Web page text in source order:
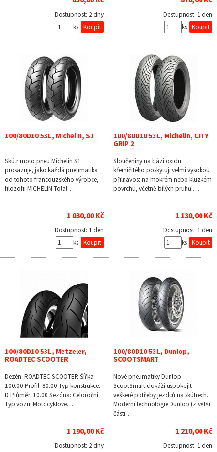
Dostupnost: 2 dny
ks
Dostupnost: 1 den
ks
100/80D10 53L, Michelin, S1
Skútr moto pneu Michelin S1
prosazuje, jako každá pneumatika
od tohoto francouzského výrobce,
filozofii MICHELIN Total…
1 030,00 Kč
Dostupnost: 1 den
ks
100/80D10 53L, Michelin, CITY
GRIP 2
Sloučeniny na bázi oxidu
křemičitého poskytují velmi vysokou
přilnavost na mokrém nebo kluzkém
povrchu, včetně bílých pruhů.…
1 130,00 Kč
Dostupnost: 1 den
ks
100/80D10 53L, Metzeler,
ROADTEC SCOOTER
Dezén: ROADTEC SCOOTER Šířka:
100.00 Profil: 80.00 Typ konstrukce:
D Průměr: 10.00 Sezóna: Celoroční
Typ vozu: Motocyklové…
1 190,00 Kč
Dostupnost: 2 dny
100/80D10 53L, Dunlop,
SCOOTSMART
Nové pneumatiky Dunlop
ScootSmart dokáží uspokojit
veškeré potřeby jezdců na skútrech.
Moderní technologie Dunlop (z větší
části…
1 210,00 Kč
Dostupnost: 1 den